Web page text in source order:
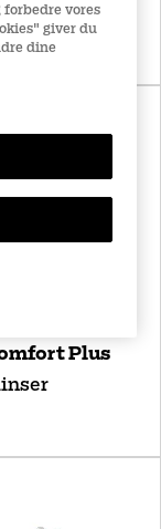
Plus
vores
giver du
dine